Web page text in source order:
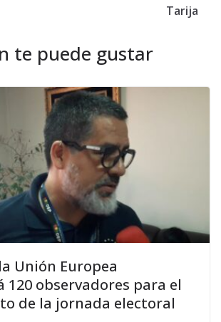
Tarija
te puede gustar
Unión Europea
120 observadores para el
de la jornada electoral